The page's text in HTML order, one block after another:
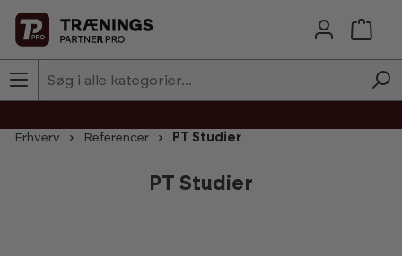
Skip to main content
Erhverv Referencer PT Studier
PT Studier